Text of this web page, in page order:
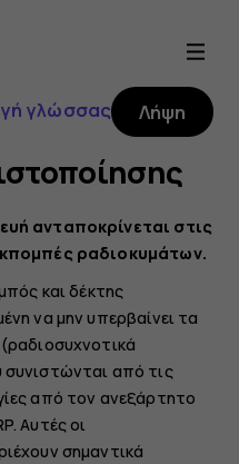
γλώσσας Λήψη
ανταποκρίνεται στις
ραδιοκυμάτων.
και δέκτης
να μην υπερβαίνει τα
από τις
από τον ανεξάρτητο
Αυτές οι
σημαντικά